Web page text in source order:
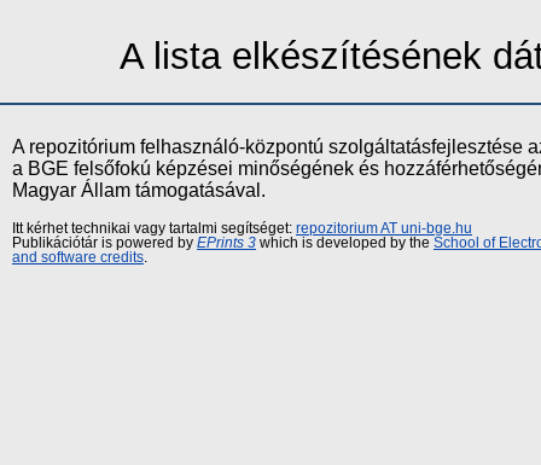
A lista elkészítésének
A repozitórium felhasználó-központú szolgáltatásfejlesztése
a BGE felsőfokú képzései minőségének és
Magyar Állam támogatásával.
Itt kérhet technikai vagy tartalmi segítséget: repozitorium AT uni-bge.hu
Publikációtár is powered by EPrints 3 which is developed by the School of
and software credits